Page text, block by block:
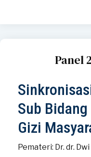
Panel
Sub
Gizi
Pemateri: Dr. dr.